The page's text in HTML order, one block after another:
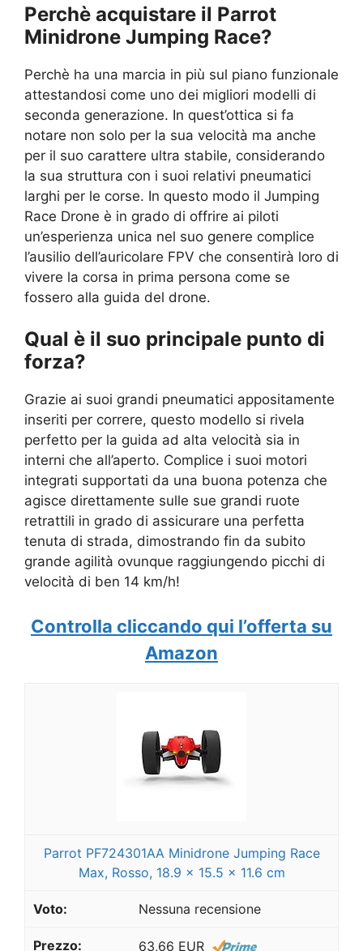
Perchè acquistare il Parrot
Minidrone Jumping Race?
Perchè ha una marcia in più sul piano funzionale
attestandosi come uno dei migliori modelli di
seconda generazione. In quest’ottica si fa
notare non solo per la sua velocità ma anche
per il suo carattere ultra stabile, considerando
la sua struttura con i suoi relativi pneumatici
larghi per le corse. In questo modo il Jumping
Race Drone è in grado di offrire ai piloti
un’esperienza unica nel suo genere complice
l’ausilio dell’auricolare FPV che consentirà loro di
vivere la corsa in prima persona come se
fossero alla guida del drone.
Qual è il suo principale punto di
forza?
Grazie ai suoi grandi pneumatici appositamente
inseriti per correre, questo modello si rivela
perfetto per la guida ad alta velocità sia in
interni che all’aperto. Complice i suoi motori
integrati supportati da una buona potenza che
agisce direttamente sulle sue grandi ruote
retrattili in grado di assicurare una perfetta
tenuta di strada, dimostrando fin da subito
grande agilità ovunque raggiungendo picchi di
velocità di ben 14 km/h!
Controlla cliccando qui l’offerta su
Amazon
Parrot PF724301AA Minidrone Jumping Race
Max, Rosso, 18.9 x 15.5 x 11.6 cm
Nessuna recensione
63,66 EUR